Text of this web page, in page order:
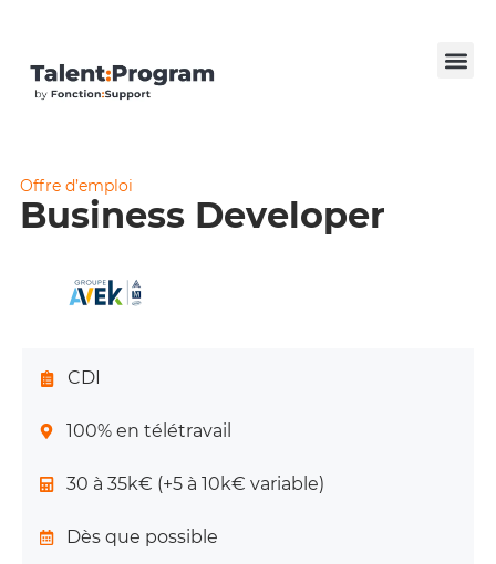
CDI
100% en télétravail
30 à 35k€ (+5 à 10k€ variable)
Dès que possible
Offre d’emploi
Business Developer